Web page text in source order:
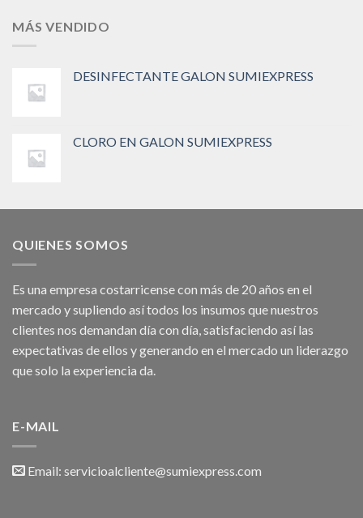
MÁS VENDIDO
DESINFECTANTE GALON SUMIEXPRESS
CLORO EN GALON SUMIEXPRESS
QUIENES SOMOS
Es una empresa costarricense con más de 20 años en el
mercado y supliendo así todos los insumos que nuestros
clientes nos demandan día con día, satisfaciendo así las
expectativas de ellos y generando en el mercado un liderazgo
que solo la experiencia da.
E-MAIL
Email: servicioalcliente@sumiexpress.com